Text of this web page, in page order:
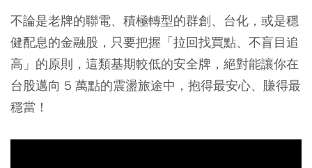
不論是老牌的聯電、積極轉型的群創、台化，或是穩
健配息的金融股，只要把握「拉回找買點、不盲目追
高」的原則，這類基期較低的安全牌，絕對能讓你在
台股邁向 5 萬點的震盪旅途中，抱得最安心、賺得最
穩當！